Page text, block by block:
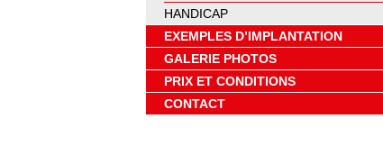
HANDICAP
EXEMPLES D’IMPLANTATION
GALERIE PHOTOS
PRIX ET CONDITIONS
CONTACT